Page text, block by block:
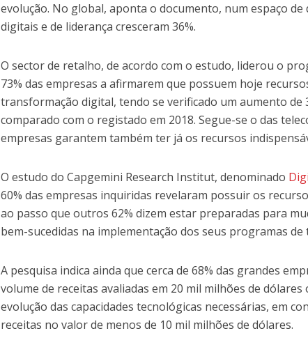
evolução. No global, aponta o documento, num espaço
digitais e de liderança cresceram 36%.
O sector de retalho, de acordo com o estudo, liderou o
73% das empresas a afirmarem que possuem hoje
transformação digital, tendo se verificado um aumento de
comparado com o registado em 2018. Segue-se o das
empresas garantem também ter já os recursos
O estudo do Capgemini Research Institut, denominado
60% das empresas inquiridas revelaram possuir os
ao passo que outros 62% dizem estar preparadas para
bem-sucedidas na implementação dos seus programas
A pesquisa indica ainda que cerca de 68% das grandes
volume de receitas avaliadas em 20 mil milhões de
evolução das capacidades tecnológicas necessárias, em
receitas no valor de menos de 10 mil milhões de dólares.